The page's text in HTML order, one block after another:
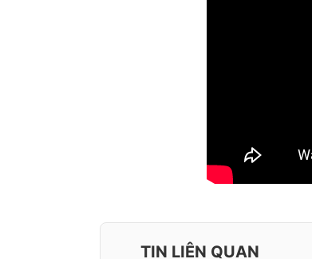
TIN LIÊN QUAN